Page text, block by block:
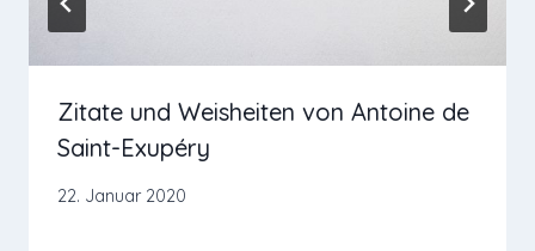
Zitate und Weisheiten von Antoine de
Saint-Exupéry
22. Januar 2020